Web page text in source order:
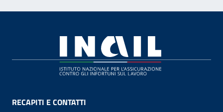
RECAPITI E CONTATTI